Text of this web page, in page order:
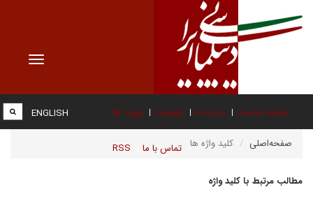
Toggle
صفحه نخست درباره ما عضویت پیوند ها
تماس با ما RSS
ENGLISH
صفحه‌اصلی کلید واژه ها
مطالب مرتبط با کلید واژه